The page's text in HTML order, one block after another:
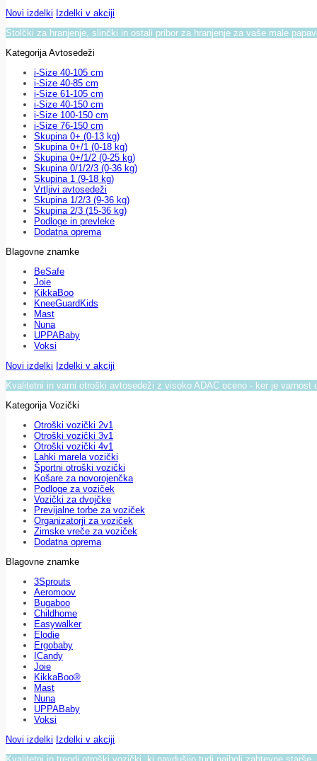
Novi izdelki Izdelki v akciji
Stolčki za hranjenje, slinčki in ostali pribor za hranjenje za vaše male
Kategorija Avtosedeži
i-Size 40-105 cm
i-Size 40-85 cm
i-Size 61-105 cm
i-Size 40-150 cm
i-Size 100-150 cm
i-Size 76-150 cm
Skupina 0+ (0-13 kg)
Skupina 0+/1 (0-18 kg)
Skupina 0+/1/2 (0-25 kg)
Skupina 0/1/2/3 (0-36 kg)
Skupina 1 (9-18 kg)
Vrtljivi avtosedeži
Skupina 1/2/3 (9-36 kg)
Skupina 2/3 (15-36 kg)
Podloge in prevleke
Dodatna oprema
Blagovne znamke
BeSafe
Joie
KikkaBoo
KneeGuardKids
Mast
Nuna
UPPABaby
Voksi
Novi izdelki Izdelki v akciji
Kvalitetni in varni otroški avtosedeži z visoko ADAC oceno - ker je varnost
Kategorija Vozički
Otroški vozički 2v1
Otroški vozički 3v1
Otroški vozički 4v1
Lahki marela vozički
Športni otroški vozički
Košare za novorojenčka
Podloge za voziček
Vozički za dvojčke
Previjalne torbe za voziček
Organizatorji za voziček
Zimske vreče za voziček
Dodatna oprema
Blagovne znamke
3Sprouts
Aeromoov
Bugaboo
Childhome
Easywalker
Elodie
Ergobaby
ICandy
Joie
KikkaBoo®
Mast
Nuna
UPPABaby
Voksi
Novi izdelki Izdelki v akciji